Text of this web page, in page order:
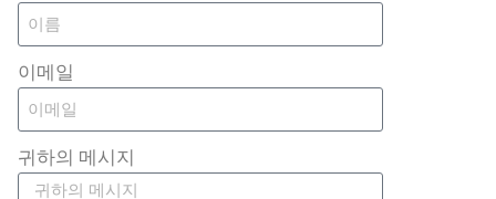
이메일
귀하의 메시지